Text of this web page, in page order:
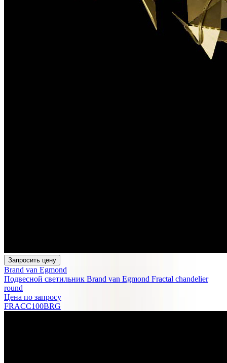
Запросить цену
Brand van Egmond
Подвесной светильник Brand van Egmond Fractal chandelier
round
Цена по запросу
FRACC100BRG